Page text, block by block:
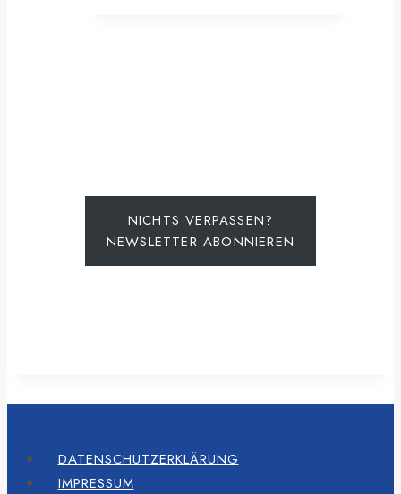
NICHTS VERPASSEN?
NEWSLETTER ABONNIEREN
DATENSCHUTZERKLÄRUNG
IMPRESSUM